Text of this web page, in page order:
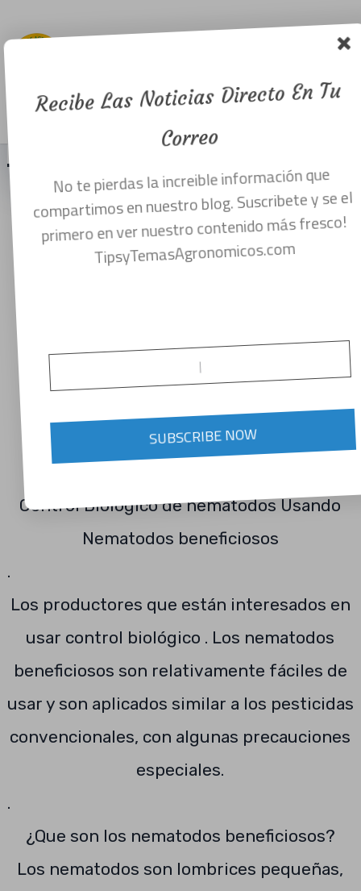
Menu
Control
nematodos.
.
Control Biológico de nematodos Usando
Nematodos beneficiosos
.
Los productores que están interesados en
usar control biológico . Los nematodos
beneficiosos son relativamente fáciles de
usar y son aplicados similar a los pesticidas
convencionales, con algunas precauciones
especiales.
.
¿Que son los nematodos beneficiosos?
Los nematodos son lombrices pequeñas,
Recibe Las Noticias Directo En Tu
Correo
No te pierdas la increible información que
compartimos en nuestro blog. Suscribete y se el
primero en ver nuestro contenido más fresco!
TipsyTemasAgronomicos.com
SUBSCRIBE NOW